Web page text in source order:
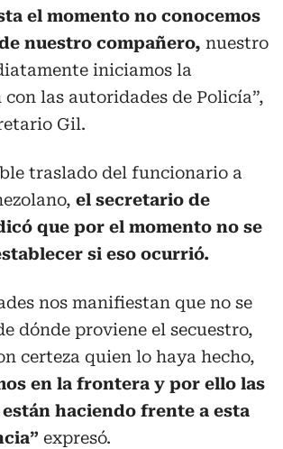
el momento no conocemos
nuestro compañero, nuestro
iniciamos la
las autoridades de Policía”,
Gil.
traslado del funcionario a
el secretario de
que por el momento no se
si eso ocurrió.
nos manifiestan que no se
dónde proviene el secuestro,
certeza quien lo haya hecho,
en la frontera y por ello las
haciendo frente a esta
expresó.